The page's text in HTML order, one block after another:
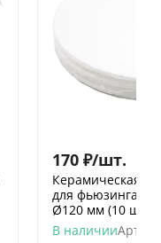
170 ₽/шт.
Керамическая
для фьюзинга в
Ø120 мм (10 шт)
В наличии